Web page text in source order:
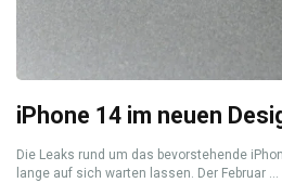
iPhone 14 im neuen
Die Leaks rund um das bevorstehende
lange auf sich warten lassen. Der Februar ...